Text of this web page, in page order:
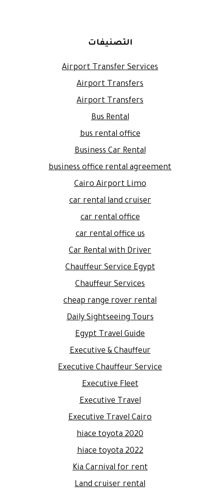
التصنيفات
Airport Transfer Services
Airport Transfers
Airport Transfers
Bus Rental
bus rental office
Business Car Rental
business office rental agreement
Cairo Airport Limo
car rental land cruiser
car rental office
car rental office us
Car Rental with Driver
Chauffeur Service Egypt
Chauffeur Services
cheap range rover rental
Daily Sightseeing Tours
Egypt Travel Guide
Executive & Chauffeur
Executive Chauffeur Service
Executive Fleet
Executive Travel
Executive Travel Cairo
hiace toyota 2020
hiace toyota 2022
Kia Carnival for rent
Land cruiser rental